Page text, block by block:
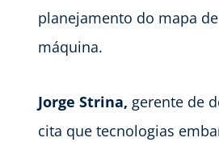
planejamento do mapa
máquina.
Jorge Strina, gerente de
cita que tecnologias